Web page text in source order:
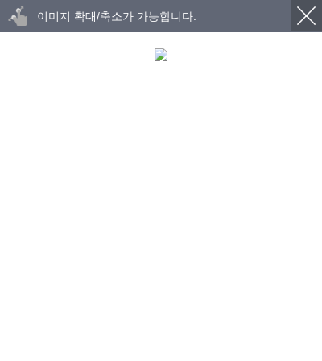
이미지 확대/축소가 가능합니다.